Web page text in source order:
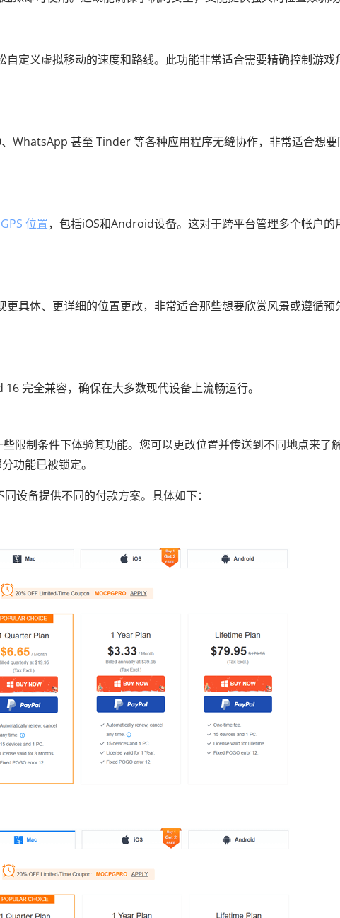
自定义虚拟移动的速度和路线。此功能非常适合需要精确控制游戏
WhatsApp 甚至 Tinder 等各种应用程序无缝协作，非常适合想
位置，包括iOS和Android设备。这对于跨平台管理多个帐户的
更具体、更详细的位置更改，非常适合那些想要欣赏风景或遵循预
完全兼容，确保在大多数现代设备上流畅运行。
限制条件下体验其功能。您可以更改位置并传送到不同地点来了
功能已被锁定。
设备提供不同的付款方案。具体如下：